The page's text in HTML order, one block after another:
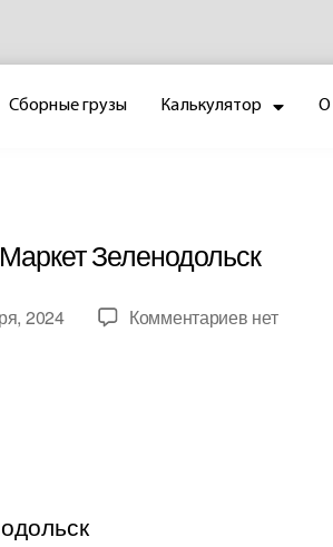
Сборные грузы Калькулятор О
Зеленодольск
2024 Комментариев нет